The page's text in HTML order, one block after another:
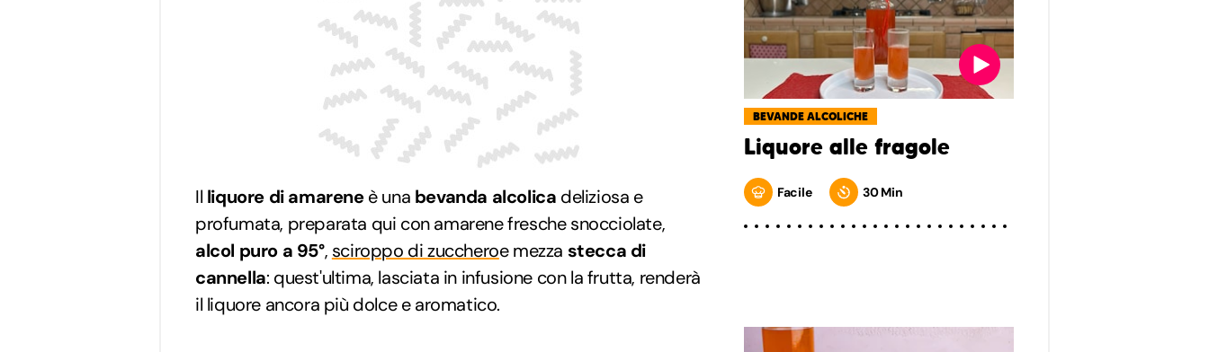
Il liquore di amareneè una bevanda alcolica deliziosa e
profumata, preparata qui con amarene fresche snocciolate,
alcol puro a 95°, sciroppo di zuccheroe mezza stecca di
cannella: quest'ultima, lasciata in infusione con la frutta, renderà
il liquore ancora più dolce e aromatico.
BEVANDE ALCOLICHE
Liquore alle fragole
Facile 30 Min